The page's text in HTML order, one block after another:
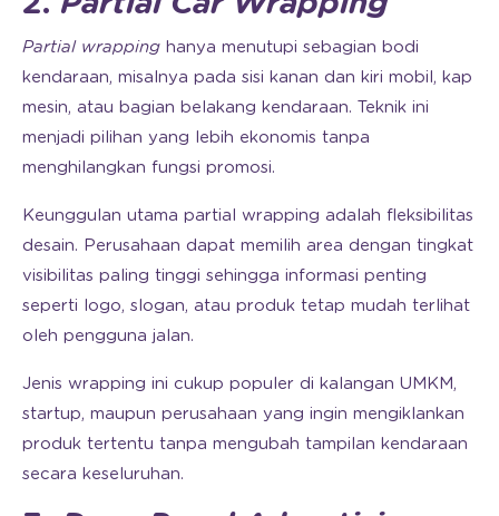
Partial wrapping hanya menutupi sebagian bodi
kendaraan, misalnya pada sisi kanan dan kiri mobil, kap
mesin, atau bagian belakang kendaraan. Teknik ini
menjadi pilihan yang lebih ekonomis tanpa
menghilangkan fungsi promosi.
Keunggulan utama partial wrapping adalah fleksibilitas
desain. Perusahaan dapat memilih area dengan tingkat
visibilitas paling tinggi sehingga informasi penting
seperti logo, slogan, atau produk tetap mudah terlihat
oleh pengguna jalan.
Jenis wrapping ini cukup populer di kalangan UMKM,
startup, maupun perusahaan yang ingin mengiklankan
produk tertentu tanpa mengubah tampilan kendaraan
secara keseluruhan.